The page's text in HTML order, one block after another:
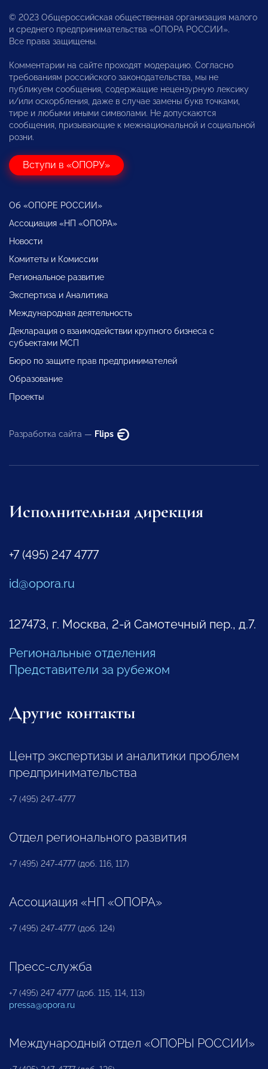
© 2023 Общероссийская общественная организация малого
и среднего предпринимательства «ОПОРА РОССИИ».
Все права защищены.
Комментарии на сайте проходят модерацию. Согласно
требованиям российского законодательства, мы не
публикуем сообщения, содержащие нецензурную лексику
и/или оскорбления, даже в случае замены букв точками,
тире и любыми иными символами. Не допускаются
сообщения, призывающие к межнациональной и социальной
розни.
Вступи в «ОПОРУ»
Об «ОПОРЕ РОССИИ»
Ассоциация «НП «ОПОРА»
Новости
Комитеты и Комиссии
Региональное развитие
Экспертиза и Аналитика
Международная деятельность
Декларация о взаимодействии крупного бизнеса с
субъектами МСП
Бюро по защите прав предпринимателей
Образование
Проекты
Разработка сайта — Flips
Исполнительная дирекция
+7 (495) 247 4777
id@opora.ru
127473, г. Москва, 2-й Самотечный пер., д.7.
Региональные отделения
Представители за рубежом
Другие контакты
Центр экспертизы и аналитики проблем
предпринимательства
+7 (495) 247-4777
Отдел регионального развития
+7 (495) 247-4777 (доб. 116, 117)
Ассоциация «НП «ОПОРА»
+7 (495) 247-4777 (доб. 124)
Пресс-служба
+7 (495) 247 4777 (доб. 115, 114, 113)
pressa@opora.ru
Международный отдел «ОПОРЫ РОССИИ»